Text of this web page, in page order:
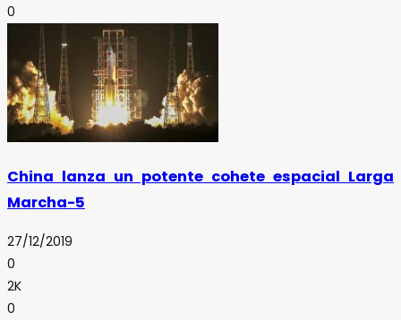
0
China lanza un potente cohete espacial Larga
Marcha-5
27/12/2019
0
2K
0